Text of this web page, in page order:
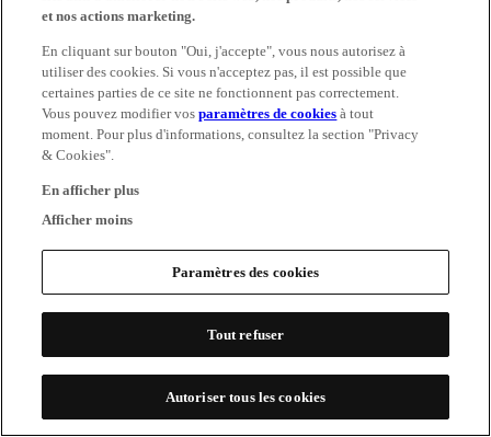
et nos actions marketing.
En cliquant sur bouton "Oui, j'accepte", vous nous autorisez à
utiliser des cookies. Si vous n'acceptez pas, il est possible que
certaines parties de ce site ne fonctionnent pas correctement.
Vous pouvez modifier vosparamètres de cookies à tout
moment. Pour plus d'informations, consultez la section "Privacy
& Cookies".
En afficher plus
Afficher moins
Paramètres des cookies
Tout refuser
Autoriser tous les cookies